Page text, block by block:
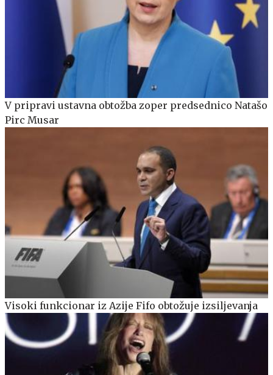
V pripravi ustavna obtožba zoper predsednico Natašo
Pirc Musar
Visoki funkcionar iz Azije Fifo obtožuje izsiljevanja